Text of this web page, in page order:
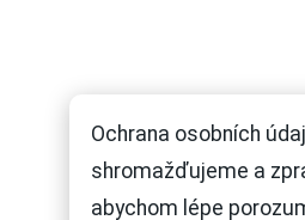
Ochrana osobních
shromažďujeme a
abychom lépe